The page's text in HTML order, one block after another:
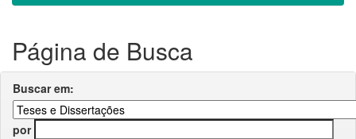
Página de Busca
Buscar em:
por